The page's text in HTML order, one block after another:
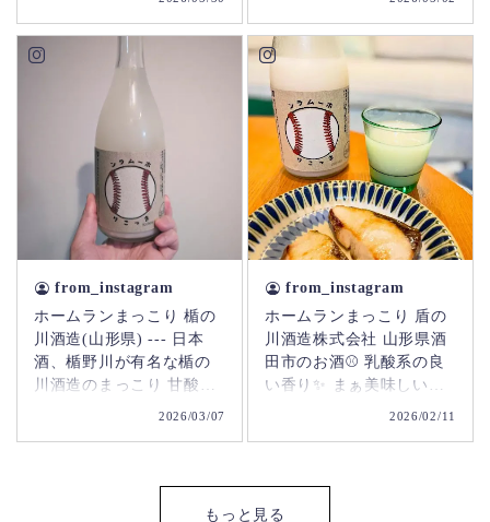
やつ… 日本酒はやっぱり
どれを頼んでも大当たり
て集合してきた🐈🐈‍⬛ と
思いきやヒラメのお刺身
を狙ってました🐟笑 ． ．
#たてにゃんありがとう #
楯野川 #日本酒 #パグのマ
ックス #犬と猫のいる暮ら
from_instagram
ホームランまっこり 楯の
川酒造(山形県) --- 日本
酒、楯野川が有名な楯の
川酒造のまっこり 甘酸っ
ぱい乳酸飲料のような味
2026/03/07
from_instagram
ホームランまっこり 盾の
川酒造株式会社 山形県酒
田市のお酒⚾️ 乳酸系の良
い香り✨ まぁ美味しい😍
カルピスのような甘みと
2026/02/11
もっと見る